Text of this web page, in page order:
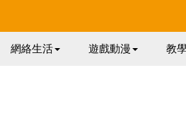
網絡生活 遊戲動漫 教